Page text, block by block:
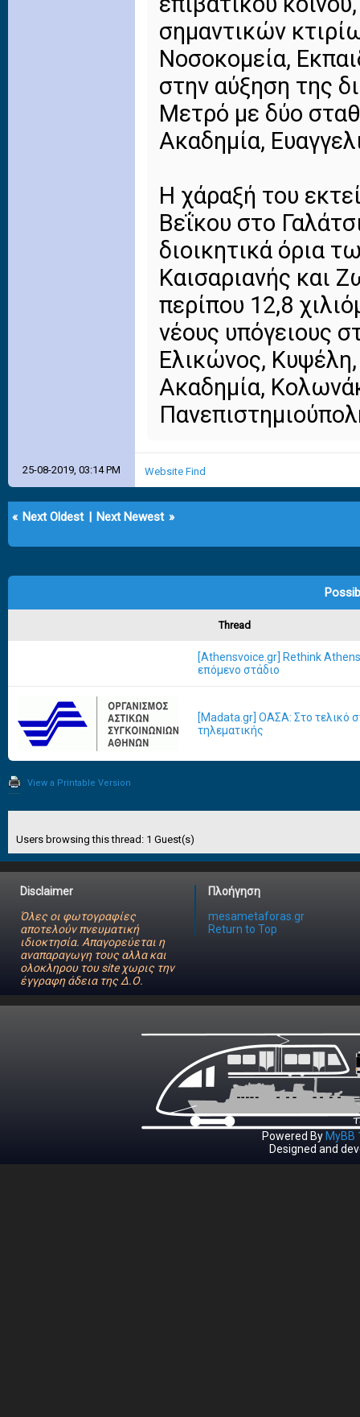
σημαντικών
Νοσοκομεία,
στην αύξηση της
Μετρό με δύο
Ακαδημία,
Η χάραξή του
Βεΐκου στο
διοικητικά όρια
Καισαριανής και
περίπου 12,8
νέους υπόγειους
Ελικώνος,
Ακαδημία,
25-08-2019, 03:14 PM Website Find
« Next Oldest | Next Newest »
Thread
[Athensvoice.gr] Rethink
επόμενο στάδιο
[Madata.gr] ΟΑΣΑ: Στο τελικό
τηλεματικής
View a Printable Version
Users browsing this thread: 1 Guest(s)
Disclaimer
Όλες οι φωτογραφίες
αποτελούν πνευματική
ιδιοκτησία. Απαγορεύεται η
αναπαραγωγη τους αλλα και
ολοκληρου του site χωρις την
έγγραφη άδεια της Δ.Ο.
Πλοήγηση
mesametaforas.gr
Return to Top
Powered By MyBB
Designed and